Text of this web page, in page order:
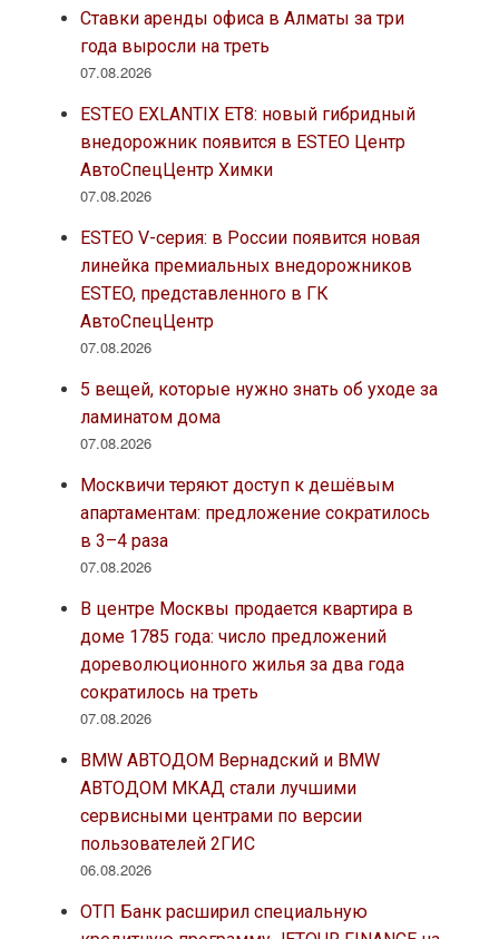
Ставки аренды офиса в Алматы за три
года выросли на треть
07.08.2026
ESTEO EXLANTIX ET8: новый гибридный
внедорожник появится в ESTEO Центр
АвтоСпецЦентр Химки
07.08.2026
ESTEO V-серия: в России появится новая
линейка премиальных внедорожников
ESTEO, представленного в ГК
АвтоСпецЦентр
07.08.2026
5 вещей, которые нужно знать об уходе за
ламинатом дома
07.08.2026
Москвичи теряют доступ к дешёвым
апартаментам: предложение сократилось
в 3–4 раза
07.08.2026
В центре Москвы продается квартира в
доме 1785 года: число предложений
дореволюционного жилья за два года
сократилось на треть
07.08.2026
BMW АВТОДОМ Вернадский и BMW
АВТОДОМ МКАД стали лучшими
сервисными центрами по версии
пользователей 2ГИС
06.08.2026
ОТП Банк расширил специальную